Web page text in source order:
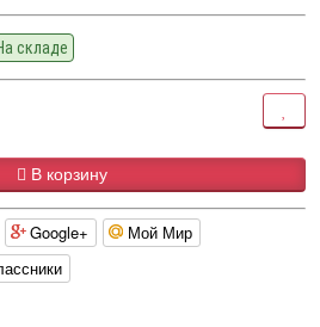
складе
В корзину
Google+
Мой Мир